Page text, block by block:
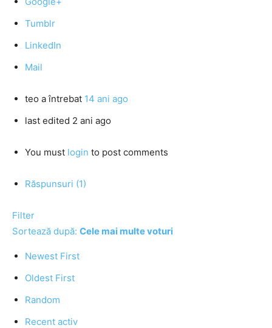
Tumblr
LinkedIn
Mail
teo a întrebat 14 ani ago
last edited 2 ani ago
You must login to post comments
Răspunsuri (1)
Filter
Sortează după: Cele mai multe voturi
Newest First
Oldest First
Random
Recent activ